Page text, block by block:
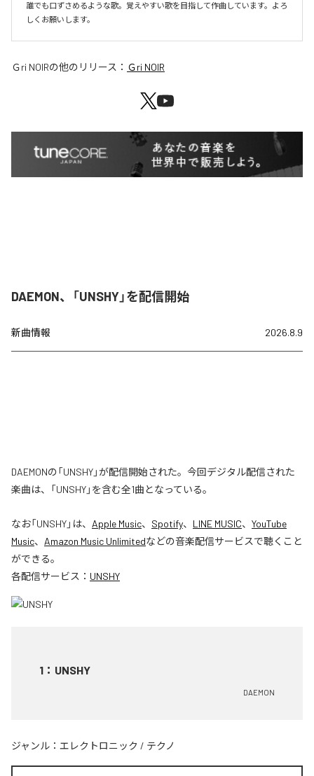
誰でも口ずさめるような歌。覚えやすい歌を目指して作曲しています。よろ
しくお願いします。
Ｇri NOIRの他のリリース： Ｇri NOIR
DAEMON、「UNSHY」を配信開始
新曲情報 2026.8.9
DAEMONの「UNSHY」が配信開始された。今回デジタル配信された
楽曲は、「UNSHY」を含む全1曲となっている。
なお「UNSHY」は、 Apple Music、 Spotify、 LINE MUSIC、 YouTube
Music、 Amazon Music Unlimitedなどの音楽配信サービスで聴くこと
ができる。
各配信サービス： UNSHY
1 ： UNSHY
DAEMON
ジャンル： エレクトロニック / テクノ